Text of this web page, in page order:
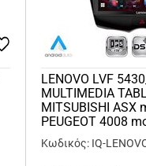
LENOVO LVF
MULTIMEDIA
MITSUBISHI ASX
PEUGEOT 4008
Κωδικός: IQ-